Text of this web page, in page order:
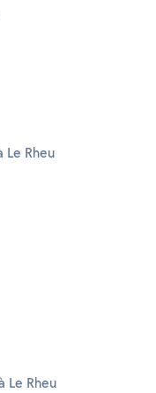
Le Rheu
Le Rheu